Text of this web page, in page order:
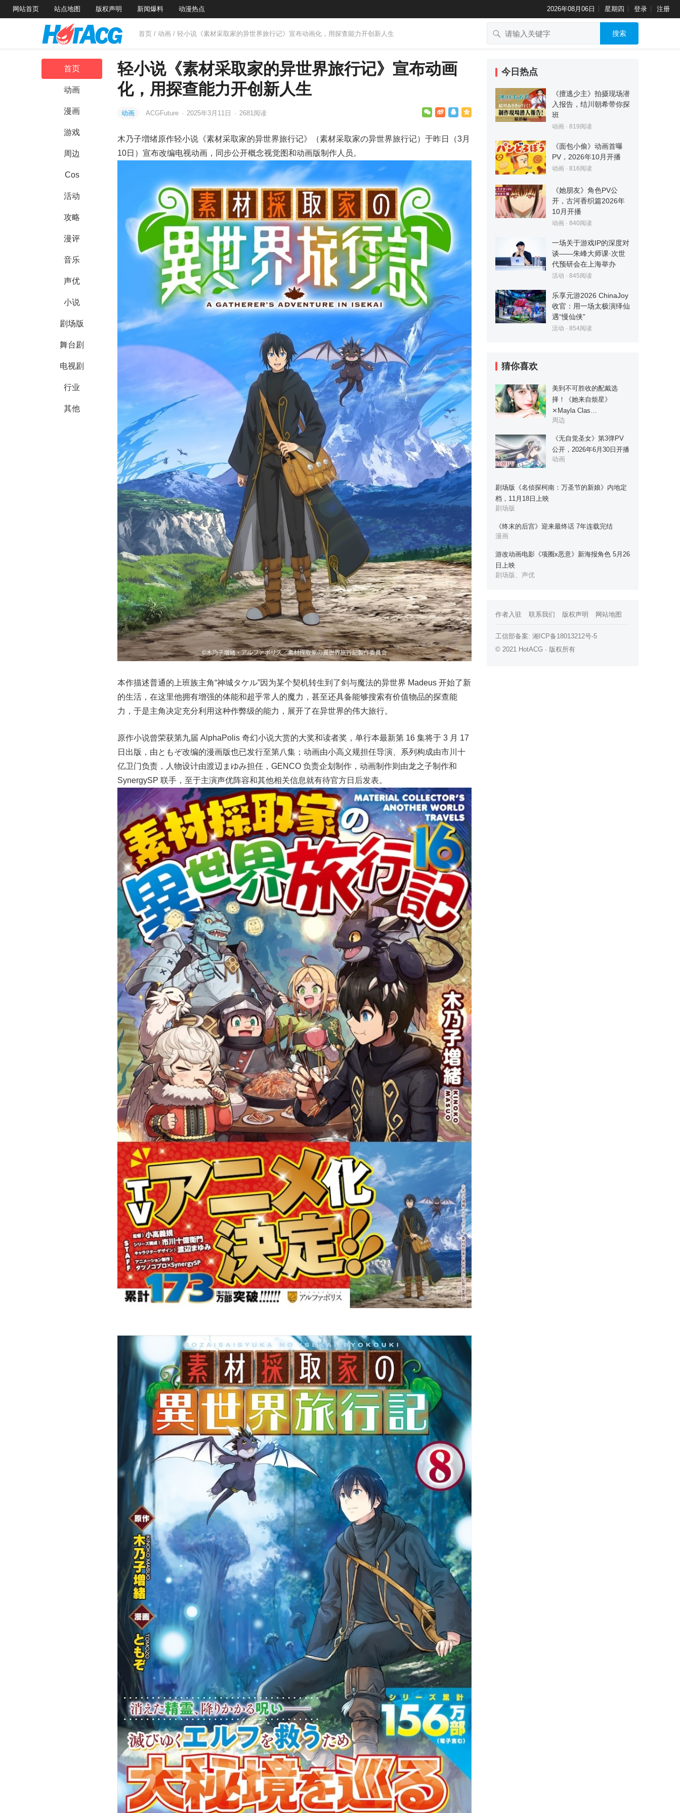
网站首页 站点地图 版权声明 新闻爆料 动漫热点 2026年08月06日 星期四 登录 注册
首页 / 动画 / 轻小说《素材采取家的异世界旅行记》宣布动画化，用探查能力开创新人生 搜索
首页
动画
漫画
游戏
周边
Cos
活动
攻略
漫评
音乐
声优
小说
剧场版
舞台剧
电视剧
行业
其他
轻小说《素材采取家的异世界旅行记》宣布动画
化，用探查能力开创新人生
动画 ACGFuture · 2025年3月11日 · 2681阅读
木乃子増绪原作轻小说《素材采取家的异世界旅行记》（素材采取家の异世界旅行记）于昨日（3月
10日）宣布改编电视动画，同步公开概念视觉图和动画版制作人员。
本作描述普通的上班族主角“神城タケル”因为某个契机转生到了剑与魔法的异世界 Madeus 开始了新
的生活，在这里他拥有增强的体能和超乎常人的魔力，甚至还具备能够搜索有价值物品的探查能
力，于是主角决定充分利用这种作弊级的能力，展开了在异世界的伟大旅行。
原作小说曾荣获第九届 AlphaPolis 奇幻小说大赏的大奖和读者奖，单行本最新第 16 集将于 3 月 17
日出版，由ともぞ改编的漫画版也已发行至第八集；动画由小高义规担任导演、系列构成由市川十
亿卫门负责，人物设计由渡辺まゆみ担任，GENCO 负责企划制作，动画制作则由龙之子制作和
SynergySP 联手，至于主演声优阵容和其他相关信息就有待官方日后发表。
今日热点
《擅逃少主》拍摄现场潜
入报告，结川朝希带你探
班
动画 · 819阅读
《面包小偷》动画首曝
PV，2026年10月开播
动画 · 816阅读
《她朋友》角色PV公
开，古河香织篇2026年
10月开播
动画 · 840阅读
一场关于游戏IP的深度对
谈——朱峰大师课·次世
代预研会在上海举办
活动 · 845阅读
乐享元游2026 ChinaJoy
收官：用一场太极演绎仙
遇“慢仙侠”
活动 · 854阅读
猜你喜欢
美到不可胜收的配戴选
择！《她来自烦星》
⨯Mayla Clas…
周边
《无自觉圣女》第3弹PV
公开，2026年6月30日开播
动画
剧场版《名侦探柯南：万圣节的新娘》内地定
档，11月18日上映
剧场版
《终末的后宫》迎来最终话 7年连载完结
漫画
游改动画电影《项圈x恶意》新海报角色 5月26
日上映
剧场版、声优
作者入驻 联系我们 版权声明 网站地图
工信部备案: 湘ICP备18013212号-5
© 2021 HotACG · 版权所有